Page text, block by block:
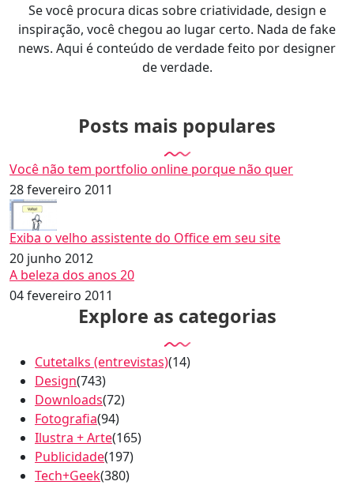
Se você procura dicas sobre criatividade, design e
inspiração, você chegou ao lugar certo. Nada de fake
news. Aqui é conteúdo de verdade feito por designer
de verdade.
Posts mais populares
Você não tem portfolio online porque não quer
28 fevereiro 2011
Exiba o velho assistente do Office em seu site
20 junho 2012
A beleza dos anos 20
04 fevereiro 2011
Explore as categorias
Cutetalks (entrevistas)(14)
Design(743)
Downloads(72)
Fotografia(94)
Ilustra + Arte(165)
Publicidade(197)
Tech+Geek(380)